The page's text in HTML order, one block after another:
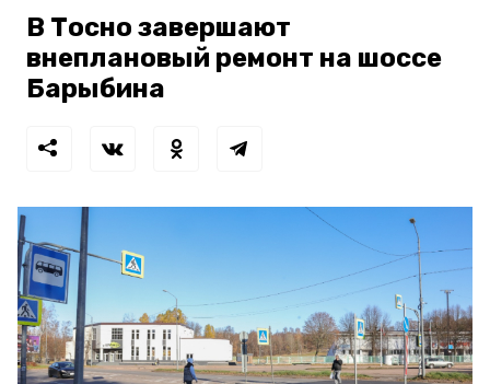
В Тосно завершают
внеплановый ремонт на шоссе
Барыбина